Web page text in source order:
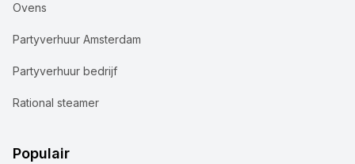
Ovens
Partyverhuur Amsterdam
Partyverhuur bedrijf
Rational steamer
Populair